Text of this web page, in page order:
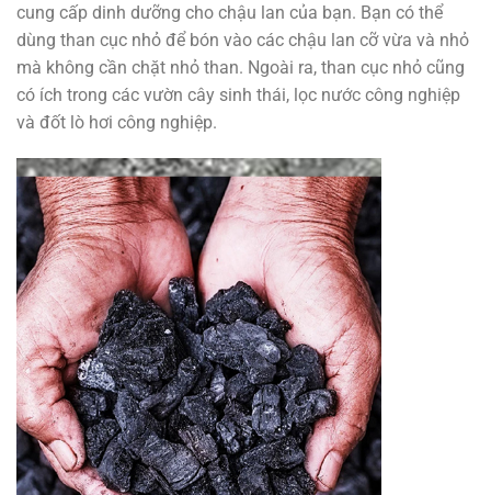
cung cấp dinh dưỡng cho chậu lan của bạn. Bạn có thể
dùng than cục nhỏ để bón vào các chậu lan cỡ vừa và nhỏ
mà không cần chặt nhỏ than. Ngoài ra, than cục nhỏ cũng
có ích trong các vườn cây sinh thái, lọc nước công nghiệp
và đốt lò hơi công nghiệp.